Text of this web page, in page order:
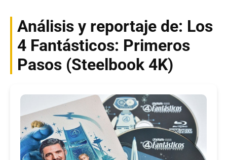
Análisis y reportaje de: Los
4 Fantásticos: Primeros
Pasos (Steelbook 4K)